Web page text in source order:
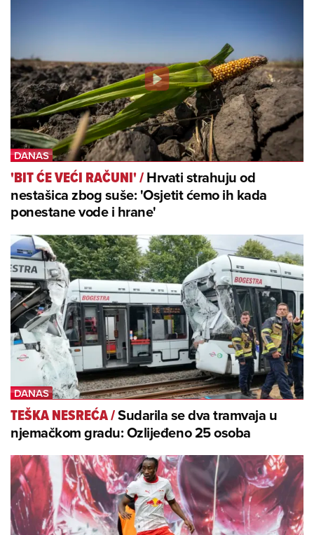
'BIT ĆE VEĆI RAČUNI'/Hrvati strahuju od
nestašica zbog suše: 'Osjetit ćemo ih kada
ponestane vode i hrane'
TEŠKA NESREĆA/Sudarila se dva tramvaja u
njemačkom gradu: Ozlijeđeno 25 osoba